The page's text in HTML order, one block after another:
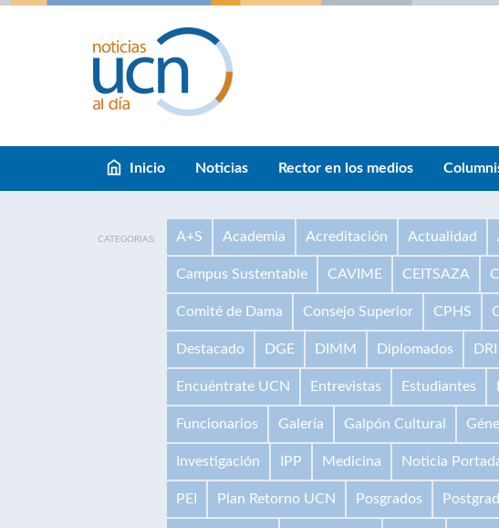
Inicio Noticias Rector en los medios
CATEGORIAS: A+S Academia Acreditación Actualidad
Campus Sustentable CAVIME CEITSAZA
Comité de Dama Consejo Superior CPHS
Destacado DGE DIMM Diplomados DRI
Encuéntrate UCN Entrevistas Estudiantes
Funcionarios Galería Galpón Cultural
Investigación IPP Medicina Noticia
PEI Plan Retorno UCN Posgrados